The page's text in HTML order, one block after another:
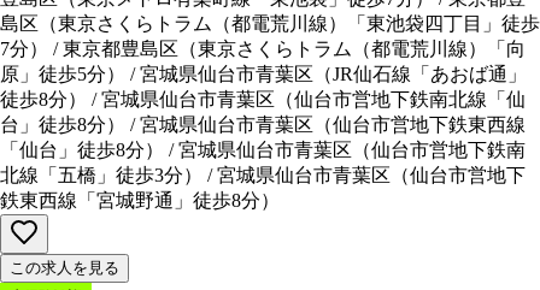
島区 （東京さくらトラム（都電荒川線）「東池袋四丁目」徒歩
7分） /東京都豊島区 （東京さくらトラム（都電荒川線）「向
原」徒歩5分） /宮城県仙台市青葉区 （JR仙石線「あおば通」
徒歩8分） /宮城県仙台市青葉区 （仙台市営地下鉄南北線「仙
台」徒歩8分） /宮城県仙台市青葉区 （仙台市営地下鉄東西線
「仙台」徒歩8分） /宮城県仙台市青葉区 （仙台市営地下鉄南
北線「五橋」徒歩3分） /宮城県仙台市青葉区 （仙台市営地下
鉄東西線「宮城野通」徒歩8分）
この求人を見る